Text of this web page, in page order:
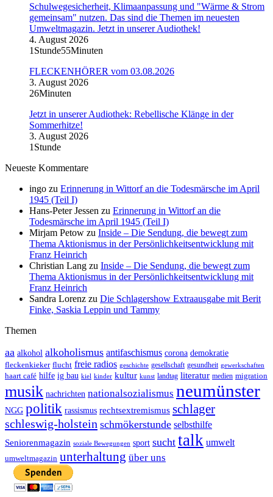
Schulwegesicherheit, Klimaanpassung und "Wärme & Strom
gemeinsam" nutzen. Das sind die Themen im neuesten
Umweltmagazin. Jetzt in unserer Audiothek!
4. August 2026
1Stunde55Minuten
FLECKENHÖRER vom 03.08.2026
3. August 2026
26Minuten
Jetzt in unserer Audiothek: Rebellische Klänge in der
Sommerhitze!
3. August 2026
1Stunde
Neueste Kommentare
ingo zu Erinnerung in Wittorf an die Todesmärsche im April
1945 (Teil I)
Hans-Peter Jessen zu Erinnerung in Wittorf an die
Todesmärsche im April 1945 (Teil I)
Mirjam Petow zu Inside – Die Sendung, die bewegt zum
Thema Aktionismus in der Persönlichkeitsentwicklung mit
Franz Heinrich
Christian Lang zu Inside – Die Sendung, die bewegt zum
Thema Aktionismus in der Persönlichkeitsentwicklung mit
Franz Heinrich
Sandra Lorenz zu Die Schlagershow Extraausgabe mit Berit
Finke, Saskia Leppin und Tammy
Themen
aa alkohol alkoholismus antifaschismus corona demokratie
fleckenkieker flucht freie radios geschichte gesellschaft gesundheit gewerkschaften
haart café hilfe ig bau kiel kinder kultur kunst landtag literatur medien migration
musik nachrichten nationalsozialismus neumünster
NGG politik rassismus rechtsextremismus schlager
schleswig-holstein schmökerstunde selbsthilfe
Seniorenmagazin soziale Bewegungen sport sucht talk umwelt
umweltmagazin unterhaltung über uns